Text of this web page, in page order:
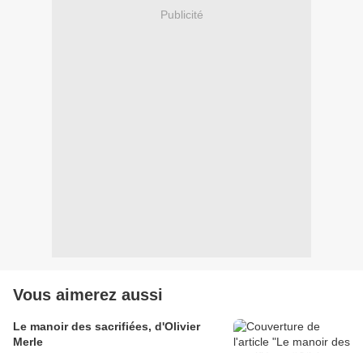
Publicité
Vous aimerez aussi
Le manoir des sacrifiées, d'Olivier
Merle